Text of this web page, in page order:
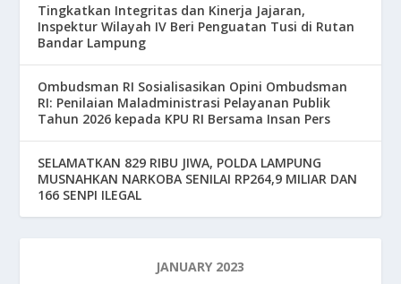
Tingkatkan Integritas dan Kinerja Jajaran,
Inspektur Wilayah IV Beri Penguatan Tusi di Rutan
Bandar Lampung
Ombudsman RI Sosialisasikan Opini Ombudsman
RI: Penilaian Maladministrasi Pelayanan Publik
Tahun 2026 kepada KPU RI Bersama Insan Pers
SELAMATKAN 829 RIBU JIWA, POLDA LAMPUNG
MUSNAHKAN NARKOBA SENILAI RP264,9 MILIAR DAN
166 SENPI ILEGAL
JANUARY 2023